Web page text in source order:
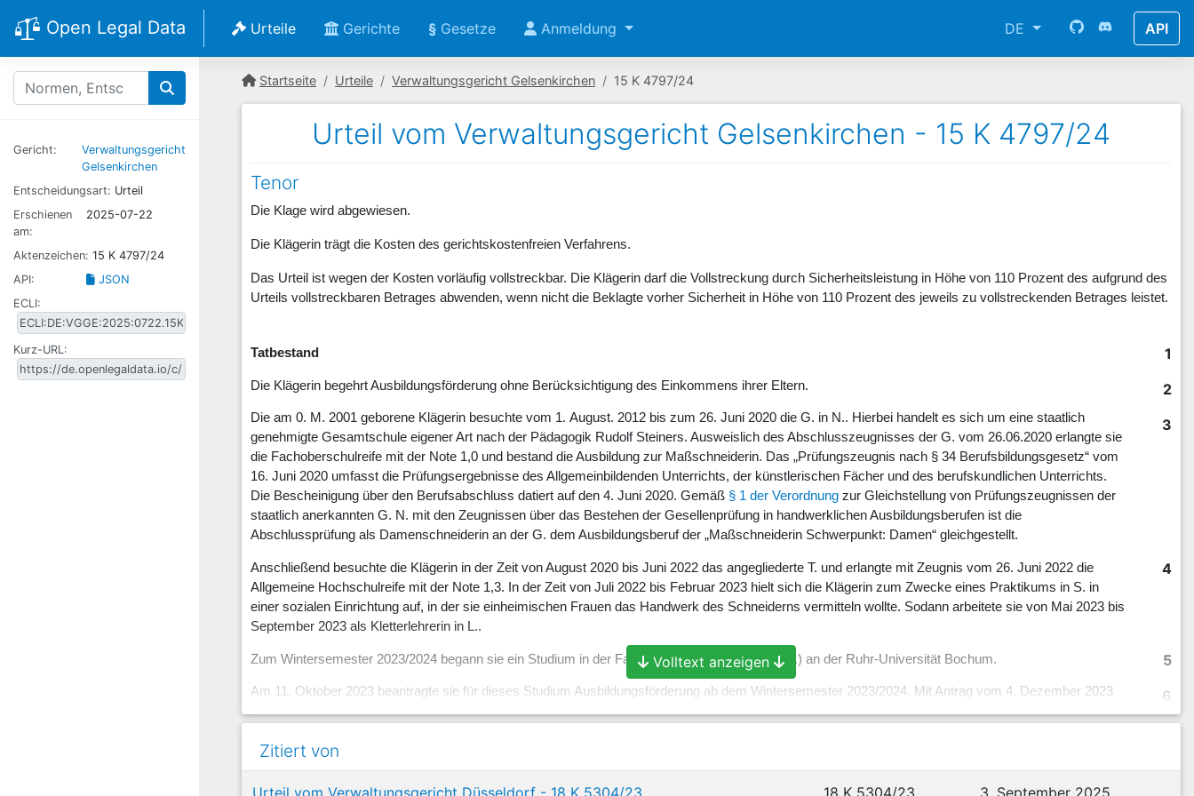
Open Legal Data Urteile Gerichte § Gesetze Anmeldung DE API
Gericht:
Verwaltungsgericht
Gelsenkirchen
Entscheidungsart: Urteil
Erschienen
am:
2025-07-22
Aktenzeichen: 15 K 4797/24
API:
JSON
ECLI:
Kurz-URL:
Startseite Urteile Verwaltungsgericht Gelsenkirchen 15 K 4797/24
Urteil vom Verwaltungsgericht Gelsenkirchen - 15 K 4797/24
Tenor
Die Klage wird abgewiesen.
Die Klägerin trägt die Kosten des gerichtskostenfreien Verfahrens.
Das Urteil ist wegen der Kosten vorläufig vollstreckbar. Die Klägerin darf die Vollstreckung durch Sicherheitsleistung in Höhe von 110 Prozent des aufgrund des
Urteils vollstreckbaren Betrages abwenden, wenn nicht die Beklagte vorher Sicherheit in Höhe von 110 Prozent des jeweils zu vollstreckenden Betrages leistet.
1
Tatbestand
2
Die Klägerin begehrt Ausbildungsförderung ohne Berücksichtigung des Einkommens ihrer Eltern.
3
Die am 0. M. 2001 geborene Klägerin besuchte vom 1. August. 2012 bis zum 26. Juni 2020 die G. in N.. Hierbei handelt es sich um eine staatlich
genehmigte Gesamtschule eigener Art nach der Pädagogik Rudolf Steiners. Ausweislich des Abschlusszeugnisses der G. vom 26.06.2020 erlangte sie
die Fachoberschulreife mit der Note 1,0 und bestand die Ausbildung zur Maßschneiderin. Das „Prüfungszeugnis nach § 34 Berufsbildungsgesetz“ vom
16. Juni 2020 umfasst die Prüfungsergebnisse des Allgemeinbildenden Unterrichts, der künstlerischen Fächer und des berufskundlichen Unterrichts.
Die Bescheinigung über den Berufsabschluss datiert auf den 4. Juni 2020. Gemäß § 1 der Verordnung zur Gleichstellung von Prüfungszeugnissen der
staatlich anerkannten G. N. mit den Zeugnissen über das Bestehen der Gesellenprüfung in handwerklichen Ausbildungsberufen ist die
Abschlussprüfung als Damenschneiderin an der G. dem Ausbildungsberuf der „Maßschneiderin Schwerpunkt: Damen“ gleichgestellt.
4
Anschließend besuchte die Klägerin in der Zeit von August 2020 bis Juni 2022 das angegliederte T. und erlangte mit Zeugnis vom 26. Juni 2022 die
Allgemeine Hochschulreife mit der Note 1,3. In der Zeit von Juli 2022 bis Februar 2023 hielt sich die Klägerin zum Zwecke eines Praktikums in S. in
einer sozialen Einrichtung auf, in der sie einheimischen Frauen das Handwerk des Schneiderns vermitteln wollte. Sodann arbeitete sie von Mai 2023 bis
September 2023 als Kletterlehrerin in L..
5
Zum Wintersemester 2023/2024 begann sie ein Studium in der Fachrichtung Psychologie (B.A.) an der Ruhr-Universität Bochum.
6
Am 11. Oktober 2023 beantragte sie für dieses Studium Ausbildungsförderung ab dem Wintersemester 2023/2024. Mit Antrag vom 4. Dezember 2023
beantragte sie Vorausleistung gemäß§ 36 BAföG. Sie meint übereinstimmend mit ihren Eltern, diese schuldeten ihr keinen Unterhalt mehr. Sie hätten
weitergehenden Unterhaltsanspruch habe sie gegenüber ihren Eltern nicht. Diese seien zudem – wenngleich sie Unterlagen insbesondere zu ihrer
Verdienstsituation vorlegten – nicht bereit, weiteren Unterhalt zu leisten. Ihnen sei nicht bekannt gewesen, dass die Klägerin nach der
Fachoberschulreife und dem erfolgreichen Ausbildungsabschluss das Abitur habe nachholen und später studieren wollen. Daher sei ihr in
Volltext anzeigen
Zitiert von
Urteil vom Verwaltungsgericht Düsseldorf - 18 K 5304/23 18 K 5304/23 3. September 2025